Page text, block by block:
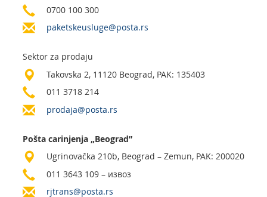
Pravilno adresovanje
Poštanski adresni kod (PAK)
Spisak zabranjenih artikala za uvoz
Punomoćje za uručenje poštanskih pošiljaka
Usluge za Banku Poštansku štedionicu a. d.
Specifične usluge
Mobilna aplikacija Pošte Srbije
Prodaja, izdavanje i zakup nepokretnosti
Pošte Pet friendly
Prodaja i prekonfiguracija TAG uređaja
Vaučeri za odmor u Srbiji
0700 100 300
paketskeusluge@posta.rs
Sektor za prodaju
Takovska 2, 11120 Beograd, PAK: 135403
011 3718 214
prodaja@posta.rs
Pošta carinjenja „Beograd”
Ugrinovačka 210b, Beograd – Zemun, PAK: 200020
011 3643 109 – извоз
rjtrans@posta.rs